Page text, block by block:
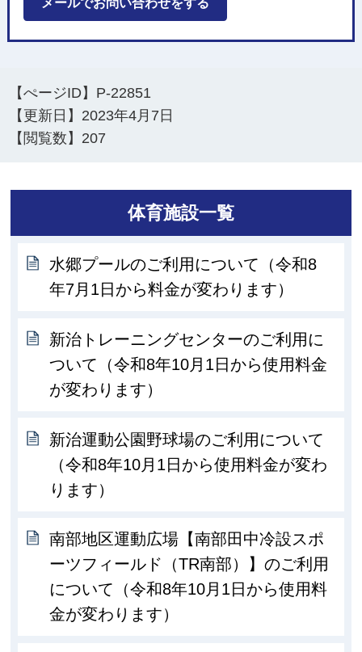
メールでお問い合わせをする
【ぺージID】 P-22851
【更新日】 2023年4月7日
【閲覧数】 207
体育施設一覧
水郷プールのご利用について（令和8
年7月1日から料金が変わります）
新治トレーニングセンターのご利用に
ついて（令和8年10月1日から使用料金
が変わります）
新治運動公園野球場のご利用について
（令和8年10月1日から使用料金が変わ
ります）
南部地区運動広場【南部田中冷設スポ
ーツフィールド（TR南部）】のご利用
について（令和8年10月1日から使用料
金が変わります）